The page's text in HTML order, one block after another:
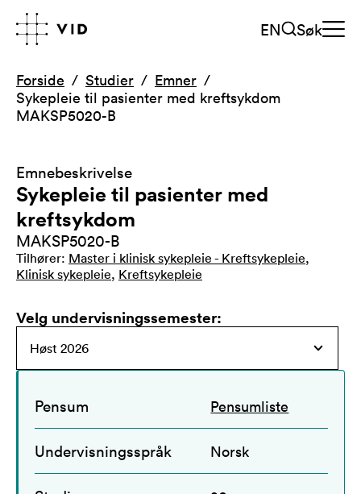
EN Søk
Forside Studier
Emner
Sykepleie til pasienter med kreftsykdom
MAKSP5020-B
Emnebeskrivelse
Sykepleie til pasienter med
kreftsykdom
MAKSP5020-B
Tilhører: Master i klinisk sykepleie - Kreftsykepleie,
Klinisk sykepleie, Kreftsykepleie
Velg undervisningssemester:
Pensum Pensumliste
Undervisningsspråk Norsk